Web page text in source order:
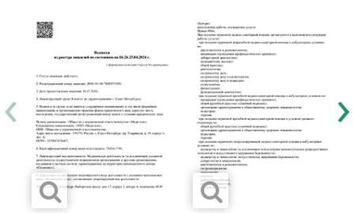
действия, которые спасли моему отцу
жизнь. Михаил Александрович верит в
пациента и вселяет эту веру в нас. Как бы
ни сложилась ситуация в будущем, моя
семья всегда с глубокой благодарностью
будет помнить о прекрасной
медицинской помощи, профессиональном
подходе, и главное человеческой
поддержке доктора Овчинникова,
которую трудно переоценить. Мне
хочется, чтобы руководство СМ Клиники
знало о высочайшей профессиональной
‹ ›